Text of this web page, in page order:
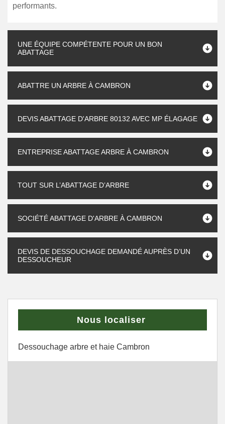
performants.
UNE ÉQUIPE COMPÉTENTE POUR UN BON
ABATTAGE
ABATTRE UN ARBRE À CAMBRON
DEVIS ABATTAGE D'ARBRE 80132 AVEC MP ÉLAGAGE
ENTREPRISE ABATTAGE ARBRE À CAMBRON
TOUT SUR L’ABATTAGE D’ARBRE
SOCIÉTÉ ABATTAGE D'ARBRE À CAMBRON
DEVIS DE DESSOUCHAGE DEMANDÉ AUPRÈS D’UN
DESSOUCHEUR
Nous localiser
Dessouchage arbre et haie Cambron